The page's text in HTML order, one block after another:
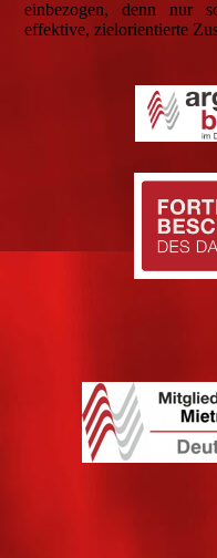
einbezogen, denn nur
effektive, zielorientierte